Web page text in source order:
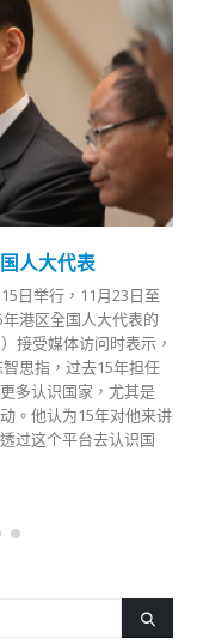
人大代表
日举行，11月23日至
港区全国人大代表的
接受媒体访问时表示，
思指，过去15年担任
多认识国家，尤其是
。他认为15年对他来讲
过这个平台去认识国